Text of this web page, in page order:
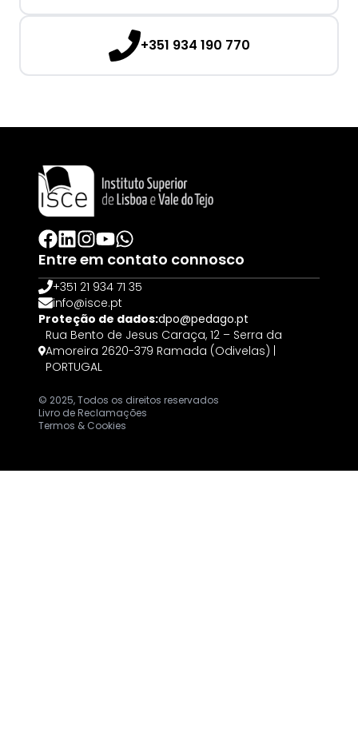
+351 934 190 770
Entre em contato connosco
+351 21 934 71 35
info@isce.pt
Proteção de dados:dpo@pedago.pt
Rua Bento de Jesus Caraça, 12 – Serra da
Amoreira 2620-379 Ramada (Odivelas) |
PORTUGAL
© 2025, Todos os direitos reservados
Livro de Reclamações
Termos & Cookies